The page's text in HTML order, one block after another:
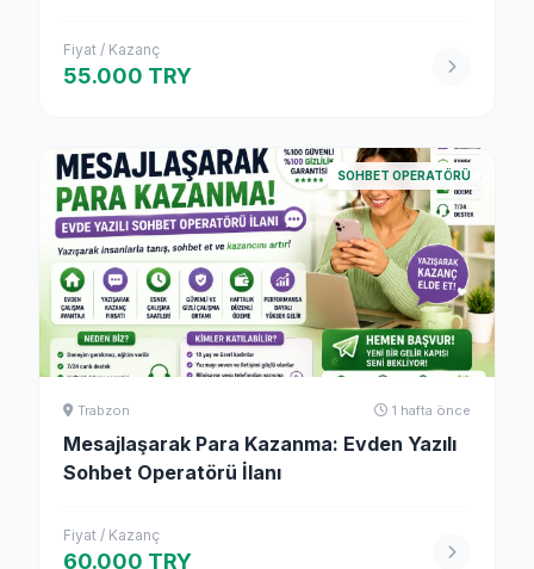
Fiyat / Kazanç
55.000 TRY
SOHBET OPERATÖRÜ
Trabzon 1 hafta önce
Mesajlaşarak Para Kazanma: Evden Yazılı
Sohbet Operatörü İlanı
Fiyat / Kazanç
60.000 TRY